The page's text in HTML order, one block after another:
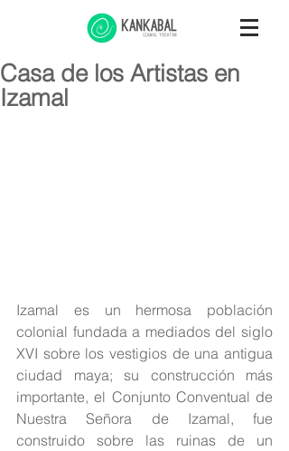
Casa de los Artistas en
Izamal
Izamal es un hermosa población
colonial fundada a mediados del siglo
XVI sobre los vestigios de una antigua
ciudad maya; su construcción más
importante, el Conjunto Conventual de
Nuestra Señora de Izamal, fue
construido sobre las ruinas de un